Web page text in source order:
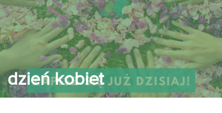
dzień kobiet